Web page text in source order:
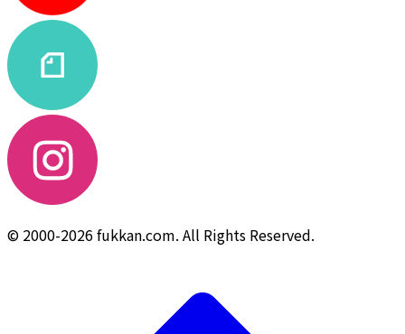
© 2000-2026 fukkan.com. All Rights Reserved.